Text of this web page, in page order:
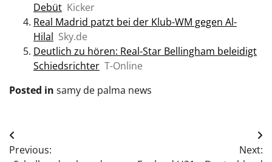
Debüt Kicker
Real Madrid patzt bei der Klub-WM gegen Al-
Hilal Sky.de
Deutlich zu hören: Real-Star Bellingham beleidigt
Schiedsrichter T-Online
Posted in samy de palma news
Post
Previous:
Next: